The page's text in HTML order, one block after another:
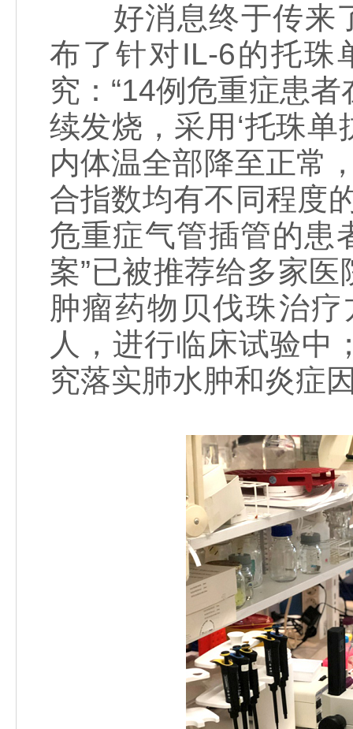
好消息终于传来了
布了针对IL-6的托珠
究：“14例危重症患
续发烧，采用‘托珠
内体温全部降至正常
合指数均有不同程度
危重症气管插管的患
案”已被推荐给多家
肿瘤药物贝伐珠治
人，进行临床试验中
究落实肺水肿和炎症